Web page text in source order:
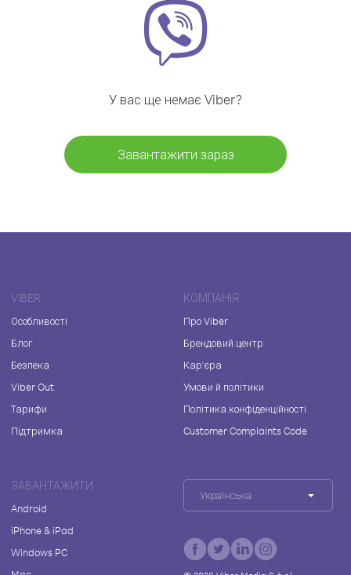
У вас ще немає Viber?
Завантажити зараз
VIBER
Особливості
Блог
Безпека
Viber Out
Тарифи
Підтримка
КОМПАНІЯ
Про Viber
Брендовий центр
Кар'єра
Умови й політики
Політика конфіденційності
Customer Complaints Code
ЗАВАНТАЖИТИ
Android
iPhone & iPad
Windows PC
Українська